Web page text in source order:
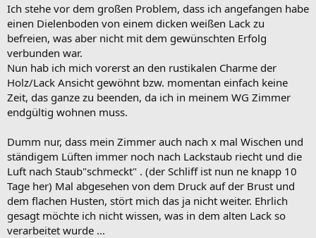
Ich stehe vor dem großen Problem, dass ich angefangen habe
einen Dielenboden von einem dicken weißen Lack zu
befreien, was aber nicht mit dem gewünschten Erfolg
verbunden war.
Nun hab ich mich vorerst an den rustikalen Charme der
Holz/Lack Ansicht gewöhnt bzw. momentan einfach keine
Zeit, das ganze zu beenden, da ich in meinem WG Zimmer
endgültig wohnen muss.
Dumm nur, dass mein Zimmer auch nach x mal Wischen und
ständigem Lüften immer noch nach Lackstaub riecht und die
Luft nach Staub"schmeckt" . (der Schliff ist nun ne knapp 10
Tage her) Mal abgesehen von dem Druck auf der Brust und
dem flachen Husten, stört mich das ja nicht weiter. Ehrlich
gesagt möchte ich nicht wissen, was in dem alten Lack so
verarbeitet wurde ...